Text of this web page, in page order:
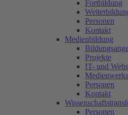
Fortbildung
Personen
Kontakt
Medienbildung
Projekte
IT- und
Personen
Kontakt
Personen